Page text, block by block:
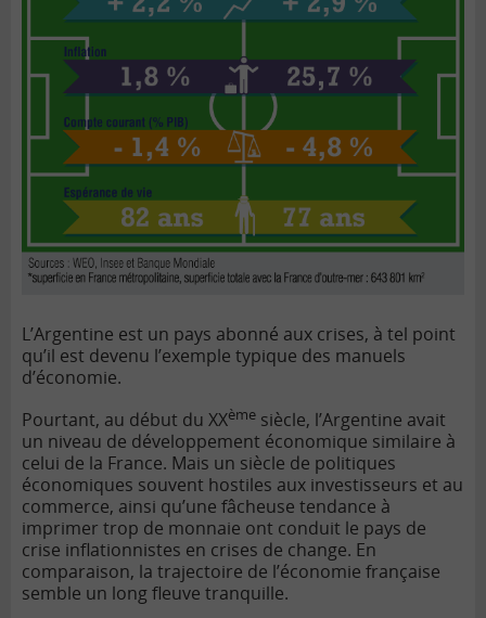
L’Argentine est un pays abonné aux crises, à tel point
qu’il est devenu l’exemple typique des manuels
d’économie.
Pourtant, au début du XXème siècle, l’Argentine avait
un niveau de développement économique similaire à
celui de la France. Mais un siècle de politiques
économiques souvent hostiles aux investisseurs et au
commerce, ainsi qu’une fâcheuse tendance à
imprimer trop de monnaie ont conduit le pays de
crise inflationnistes en crises de change. En
comparaison, la trajectoire de l’économie française
semble un long fleuve tranquille.